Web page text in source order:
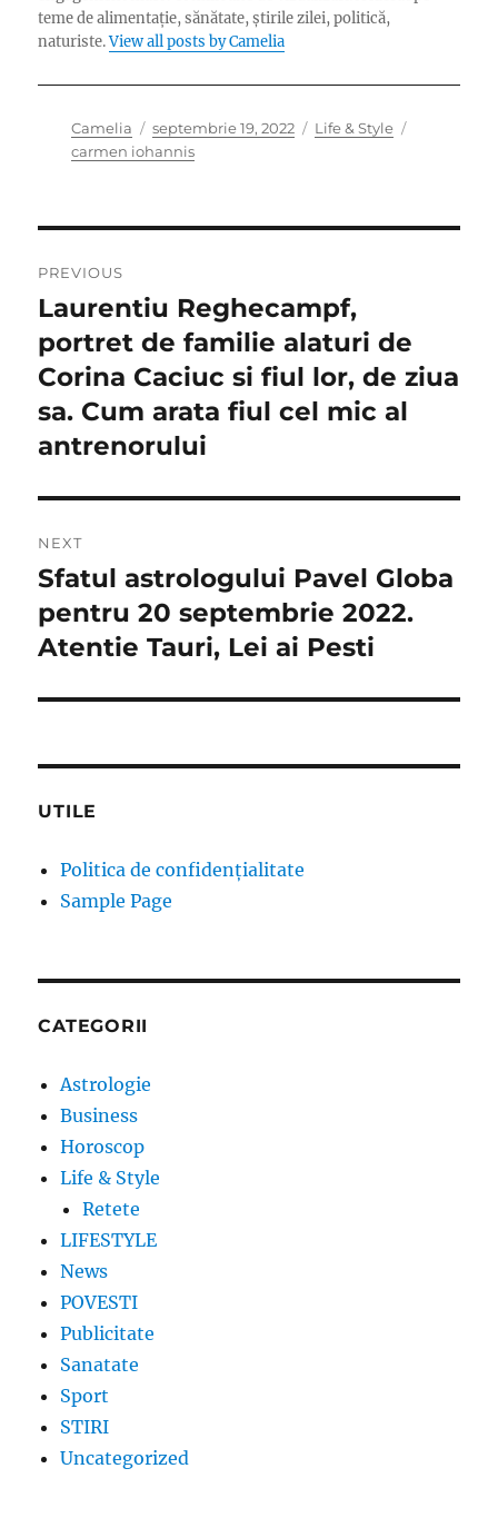
teme de alimentație, sănătate, știrile zilei, politică,
naturiste.View all posts by Camelia
Author
Camelia
Posted
on
septembrie 19, 2022 Categories
Life & Style
carmen iohannis
în
articole
PREVIOUS
Previous
post:
Laurentiu Reghecampf,
portret de familie alaturi de
Corina Caciuc si fiul lor, de ziua
sa. Cum arata fiul cel mic al
antrenorului
NEXT
Next
post:
Sfatul astrologului Pavel Globa
pentru 20 septembrie 2022.
Atentie Tauri, Lei ai Pesti
UTILE
Politica de confidențialitate
Sample Page
CATEGORII
Astrologie
Business
Horoscop
Life & Style
Retete
LIFESTYLE
News
POVESTI
Publicitate
Sanatate
Sport
STIRI
Uncategorized